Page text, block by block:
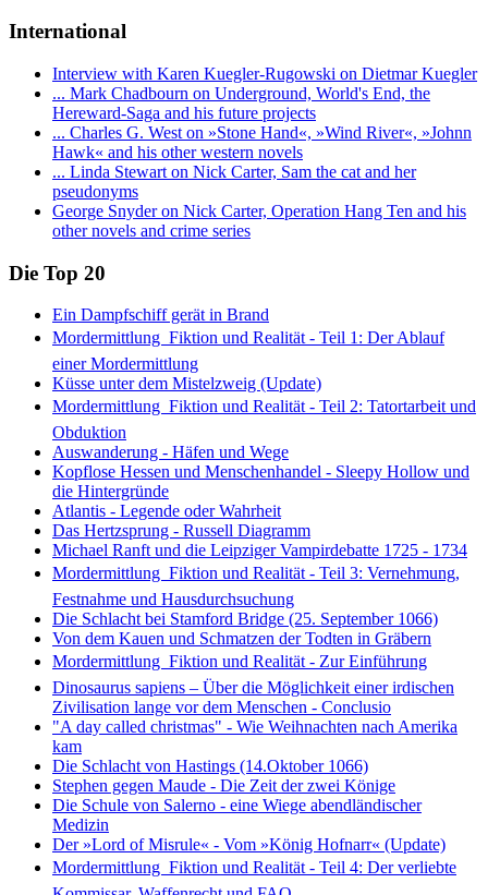
International
Interview with Karen Kuegler-Rugowski on Dietmar Kuegler
... Mark Chadbourn on Underground, World's End, the
Hereward-Saga and his future projects
... Charles G. West on »Stone Hand«, »Wind River«, »Johnn
Hawk« and his other western novels
... Linda Stewart on Nick Carter, Sam the cat and her
pseudonyms
George Snyder on Nick Carter, Operation Hang Ten and his
other novels and crime series
Die Top 20
Ein Dampfschiff gerät in Brand
Mordermittlung  Fiktion und Realität - Teil 1: Der Ablauf
einer Mordermittlung
Küsse unter dem Mistelzweig (Update)
Mordermittlung  Fiktion und Realität - Teil 2: Tatortarbeit und
Obduktion
Auswanderung - Häfen und Wege
Kopflose Hessen und Menschenhandel - Sleepy Hollow und
die Hintergründe
Atlantis - Legende oder Wahrheit
Das Hertzsprung - Russell Diagramm
Michael Ranft und die Leipziger Vampirdebatte 1725 - 1734
Mordermittlung  Fiktion und Realität - Teil 3: Vernehmung,
Festnahme und Hausdurchsuchung
Die Schlacht bei Stamford Bridge (25. September 1066)
Von dem Kauen und Schmatzen der Todten in Gräbern
Mordermittlung  Fiktion und Realität - Zur Einführung
Dinosaurus sapiens – Über die Möglichkeit einer irdischen
Zivilisation lange vor dem Menschen - Conclusio
"A day called christmas" - Wie Weihnachten nach Amerika
kam
Die Schlacht von Hastings (14.Oktober 1066)
Stephen gegen Maude - Die Zeit der zwei Könige
Die Schule von Salerno - eine Wiege abendländischer
Medizin
Der »Lord of Misrule« - Vom »König Hofnarr« (Update)
Mordermittlung  Fiktion und Realität - Teil 4: Der verliebte